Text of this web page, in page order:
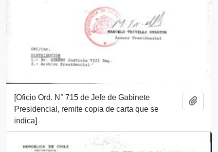
[Oficio Ord. N° 715 de Jefe de Gabinete
Presidencial, remite copia de carta que se
indica]